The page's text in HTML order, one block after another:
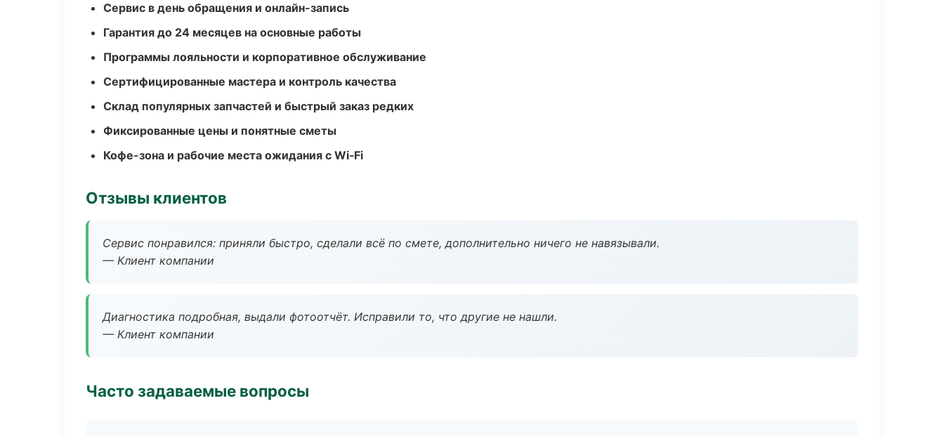
Сервис в день обращения и онлайн-запись
Гарантия до 24 месяцев на основные работы
Программы лояльности и корпоративное обслуживание
Сертифицированные мастера и контроль качества
Склад популярных запчастей и быстрый заказ редких
Фиксированные цены и понятные сметы
Кофе-зона и рабочие места ожидания с Wi‑Fi
Отзывы клиентов
Сервис понравился: приняли быстро, сделали всё по смете, дополнительно ничего не навязывали.
— Клиент компании
Диагностика подробная, выдали фотоотчёт. Исправили то, что другие не нашли.
— Клиент компании
Часто задаваемые вопросы